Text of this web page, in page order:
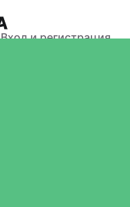
Вход и регистрация